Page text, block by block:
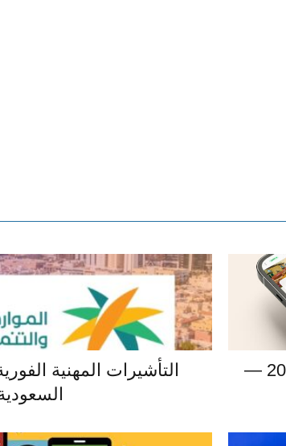
أفضل منصة منيو رقمي للمطاعم في 2026 —
التأشيرات المهنية